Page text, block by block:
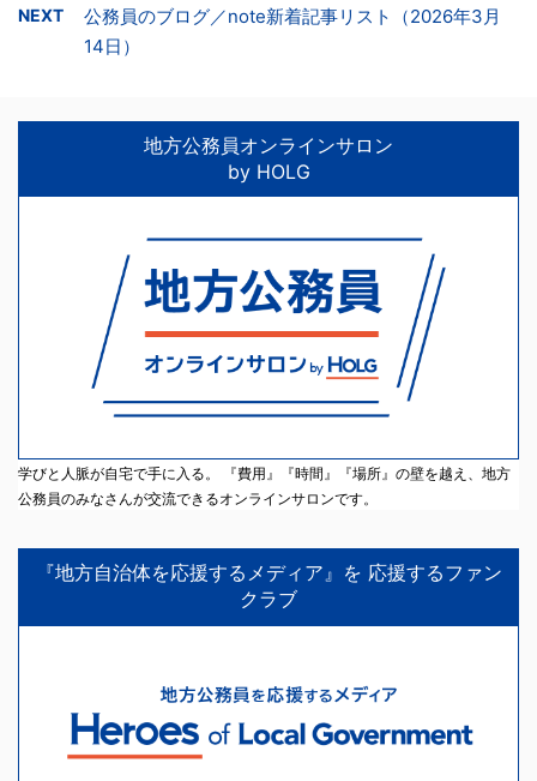
NEXT
公務員のブログ／note新着記事リスト（2026年3月
14日）
地方公務員オンラインサロン
by HOLG
学びと人脈が自宅で手に入る。 『費用』『時間』『場所』の壁を越え、地方
公務員のみなさんが交流できるオンラインサロンです。
『地方自治体を応援するメディア』を 応援するファン
クラブ